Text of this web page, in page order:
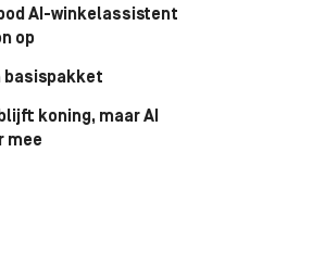
AI-winkelassistent
op
basispakket
koning, maar AI
mee